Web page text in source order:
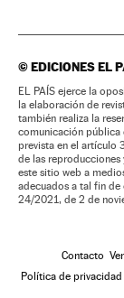
©EDICIONES EL
EL PAÍS ejerce la
la elaboración de
también realiza la
comunicación pública
prevista en el artículo
de las reproducciones
este sitio web a
adecuados a tal fin
24/2021, de 2 de
Contacto
Política de privacidad